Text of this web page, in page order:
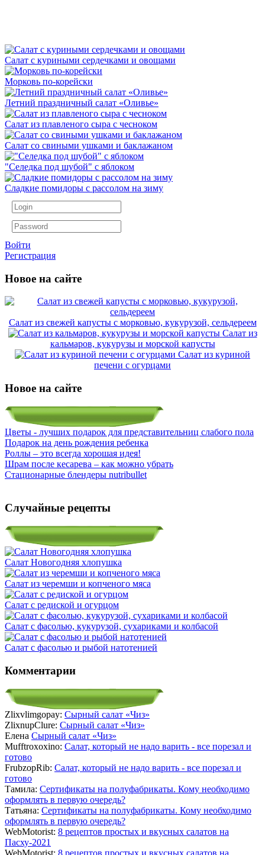
Салат с куриными сердечками и овощами
Морковь по-корейски
Летний праздничный салат «Оливье»
Салат из плавленого сыра с чесноком
Салат со свиными ушками и баклажаном
"Селедка под шубой" с яблоком
Сладкие помидоры с рассолом на зиму
Войти
Регистрация
Новое на сайте
Салат из свежей капусты с морковью, кукурузой, сельдереем
Салат из
кальмаров, кукурузы и морской капусты
Салат из куриной
печени с огурцами
Новое на сайте
Цветы - лучших подарок для представительниц слабого пола
Подарок на день рождения ребенка
Роллы – это всегда хорошая идея!
Шрам после кесарева – как можно убрать
Стационарные блендеры nutribullet
Случайные рецепты
Салат Новогодняя хлопушка
Салат из черемши и копченого мяса
Салат с редиской и огурцом
Салат с фасолью, кукурузой, сухариками и колбасой
Салат с фасолью и рыбой натотенией
Комментарии
Zlixvlimgopay: Сырный салат «Чиз»
ZlixnupClure: Сырный салат «Чиз»
Елена Сырный салат «Чиз»
Mufftroxoxino: Салат, который не надо варить - все порезал и
готово
FrubzopRib: Салат, который не надо варить - все порезал и
готово
Тамила: Сертификаты на полуфабрикаты. Кому необходимо
оформлять в первую очередь?
Татьяна: Сертификаты на полуфабрикаты. Кому необходимо
оформлять в первую очередь?
WebMotorist: 8 рецептов простых и вкусных салатов на
Пасху-2021
WebMotorist: 8 рецептов простых и вкусных салатов на